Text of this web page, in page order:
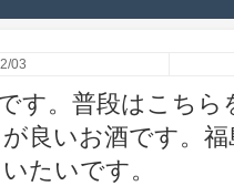
03
す。普段はこち
良いお酒です。
たいです。